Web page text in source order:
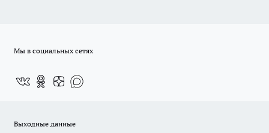
Мы в социальных сетях
Выходные данные